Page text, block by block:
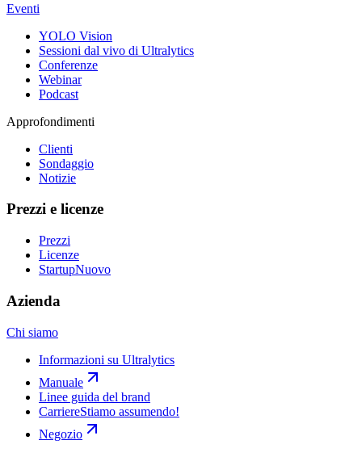
Eventi
YOLO Vision
Sessioni dal vivo di Ultralytics
Conferenze
Webinar
Podcast
Approfondimenti
Clienti
Sondaggio
Notizie
Prezzi e licenze
Prezzi
Licenze
StartupNuovo
Azienda
Chi siamo
Informazioni su Ultralytics
Manuale
Linee guida del brand
CarriereStiamo assumendo!
Negozio